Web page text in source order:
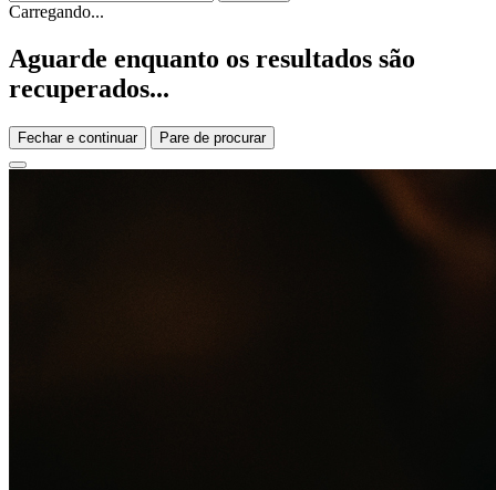
Carregando...
Aguarde enquanto os resultados são
recuperados...
Fechar e continuar Pare de procurar